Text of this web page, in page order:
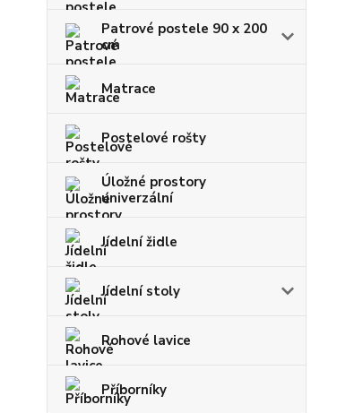
Patrové postele 90 x 200
cm
Matrace
Postelové rošty
Úložné prostory
univerzální
Jídelní židle
Jídelní stoly
Rohové lavice
Příborníky